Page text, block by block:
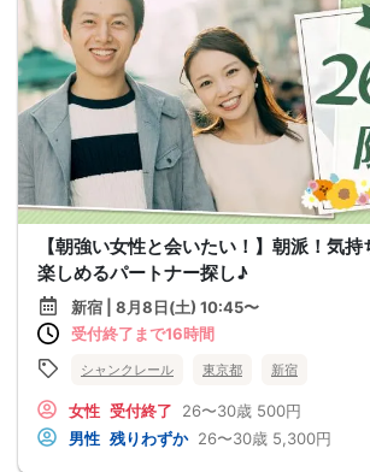
【朝強い女性と会いたい！】朝派！気
楽しめるパートナー探し♪
新宿 | 8月8日(土) 10:45〜
受付終了まで16時間
シャンクレール 東京都 新宿
女性 受付終了 26〜30歳 500円
男性 残りわずか 26〜30歳 5,300円